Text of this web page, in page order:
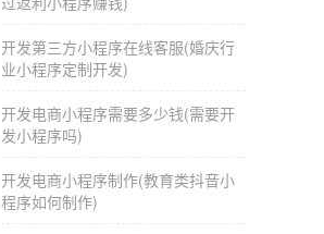
开发第三方小程序在线客服(婚庆行
业小程序定制开发)
开发电商小程序需要多少钱(需要开
发小程序吗)
开发电商小程序制作(教育类抖音小
程序如何制作)